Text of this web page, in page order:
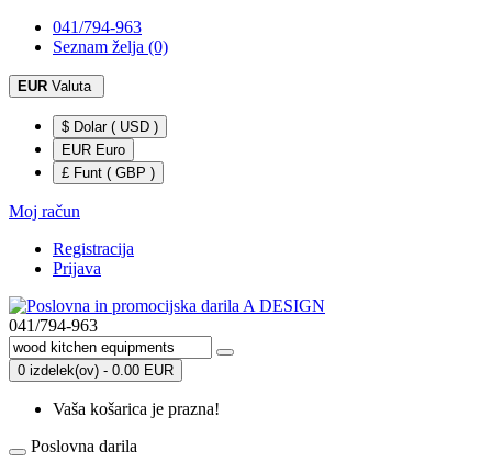
041/794-963
Seznam želja (0)
EUR Valuta
$ Dolar ( USD )
EUR Euro
£ Funt ( GBP )
Moj račun
Registracija
Prijava
041/794-963
0 izdelek(ov) - 0.00 EUR
Vaša košarica je prazna!
Poslovna darila